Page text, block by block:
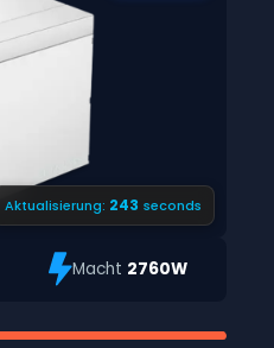
Aktualisierung: 242 seconds
Macht 2760W